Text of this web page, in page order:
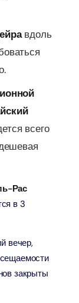
вдоль
всего
Рас
в 3
вечер,
закрыты